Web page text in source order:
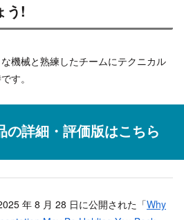
う!
機械と熟練したチームにテクニカル
す。
の詳細・評価版はこちら
年 8 月 28 日に公開された「Why